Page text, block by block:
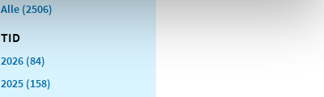
Alle (2506)
TID
2026 (84)
2025 (158)